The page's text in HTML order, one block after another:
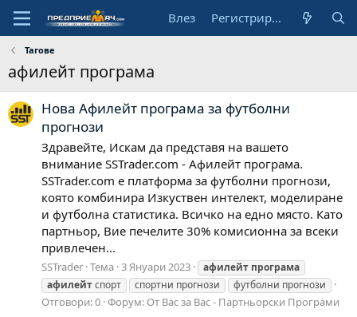
Влез Регистрирай се
Тагове
афилейт програма
Нова Афилейт програма за футболни
прогнози
Здравейте, Искам да представя на вашето
внимание SSTrader.com - Афилейт програма.
SSTrader.com е платформа за футболни прогнози,
която комбинира Изкуствен интелект, моделиране
и футболна статистика. Всичко на едно място. Като
партньор, Вие печелите 30% комисионна за всеки
привлечен...
SSTrader Тема 3 Януари 2023 афилейт програма
афилейтспорт спортни прогнози футболни прогнози
Отговори: 0 Форум: От Вас за Вас - Партньорски Програми